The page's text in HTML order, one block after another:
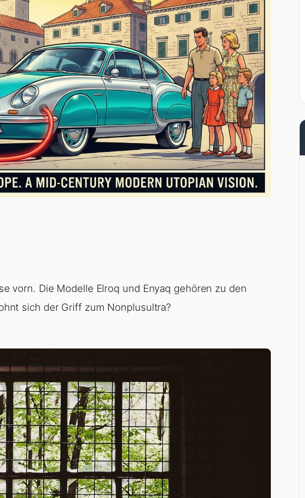
vorn. Die Modelle Elroq und Enyaq gehören zu den
sich der Griff zum Nonplusultra?